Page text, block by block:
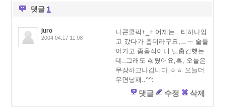
댓글 1
juro
2004.04.17 11:08
니콘쿨픽+_+ 어제는.. 티하나입
고 갔다가 춥더라구요,ㅡㅜ 술들
어가고 좀움직이니 덜춥긴햇는
데..그래도 춰웠어요,흑, 오늘은
무장하고나갑니다.ㅎㅎ 오늘더
우면낭패..^^:
댓글 수정 삭제